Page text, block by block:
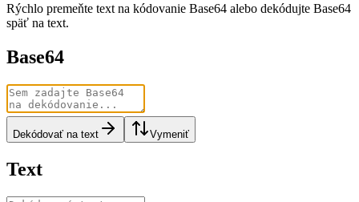
Rýchlo premeňte text na kódovanie Base64 alebo dekódujte Base64
späť na text.
Base64
Dekódovať na text Vymeniť
Text